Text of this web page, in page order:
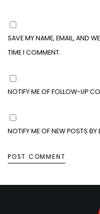
SAVE MY NAME, EMAIL, AND
TIME I COMMENT.
NOTIFY ME OF FOLLOW-UP
NOTIFY ME OF NEW POSTS BY